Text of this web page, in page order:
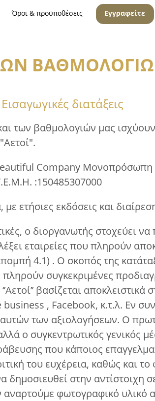
Όροι & προϋποθέσεις Εγγραφείτε
διατάξεις
των βαθμολογιών μας
Company Μονοπρόσωπη
:150485307000
ετήσιες εκδόσεις και
ο διοργανωτής στοχεύει
εταιρείες που πληρούν
4.1) . Ο σκοπός της
πληρούν συγκεκριμένες
βασίζεται αποκλειστικά
, Facebook, κ.τ.λ. Εν
των αξιολογήσεων. Ο
ο συγκεντρωτικός γενικός
που κάποιος
του ευχέρεια, καθώς και
δημοσιευθεί στην αντίστοιχη
φωτογραφικό υλικό